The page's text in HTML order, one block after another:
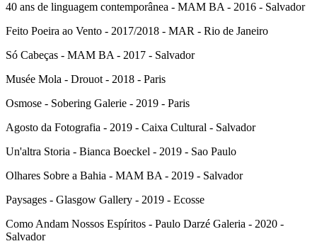
40 ans de linguagem contemporânea - MAM BA - 2016 - Salvador
Feito Poeira ao Vento - 2017/2018 - MAR - Rio de Janeiro
Só Cabeças - MAM BA - 2017 - Salvador
Musée Mola - Drouot - 2018 - Paris
Osmose - Sobering Galerie - 2019 - Paris
Agosto da Fotografia - 2019 - Caixa Cultural - Salvador
Un'altra Storia - Bianca Boeckel - 2019 - Sao Paulo
Olhares Sobre a Bahia - MAM BA - 2019 - Salvador
Paysages - Glasgow Gallery - 2019 - Ecosse
Como Andam Nossos Espíritos - Paulo Darzé Galeria - 2020 -
Salvador